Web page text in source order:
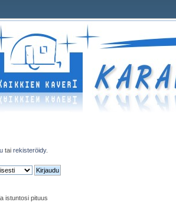
tairekisteröidy.
istuntosi pituus